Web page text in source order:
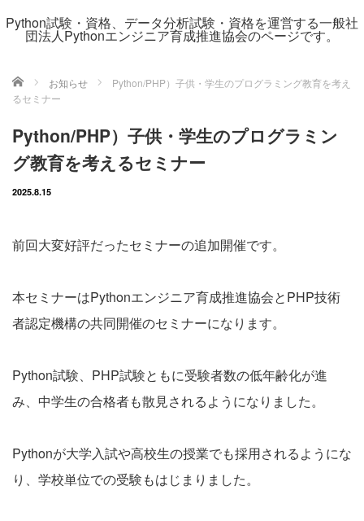
Python試験・資格、データ分析試験・資格を運営する一般社
団法人Pythonエンジニア育成推進協会のページです。
ホーム お知らせ
Python/PHP）子供・学生のプログラミング教育を考え
るセミナー
Python/PHP）子供・学生のプログラミン
グ教育を考えるセミナー
2025.8.15
前回大変好評だったセミナーの追加開催です。
本セミナーはPythonエンジニア育成推進協会とPHP技術
者認定機構の共同開催のセミナーになります。
Python試験、PHP試験ともに受験者数の低年齢化が進
み、中学生の合格者も散見されるようになりました。
Pythonが大学入試や高校生の授業でも採用されるようにな
り、学校単位での受験もはじまりました。